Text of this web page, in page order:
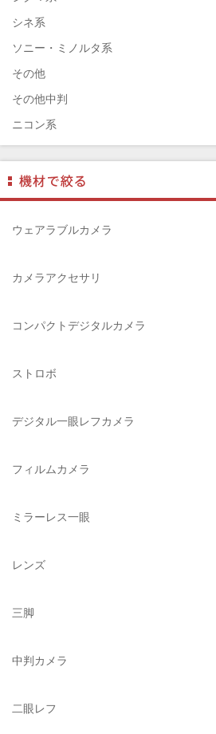
ELECOM（エレコム）
￼EIZO（エイゾ）
edelkrone（エーデンクローン）
Garmin（ガーミン）
Dust-Off（ダストオフ）
DreamMaker（ドリームメーカー）
DNPフォトイメージング(ディーエヌピー)
DIGITALKING（デジタルキング）
diagnl（ダイアグナル）
Lowepro（ロープロ）
BURTON（バートン）
DELSEY（デルセー）
DEKO Elite（デコエリート）
Datacolor（データカラー）
A-POWER (エー・パワー)
ACQUAPAZZA（アクアパッツァ）
AGFA（アグフア）
シネ系
ソニー・ミノルタ系
その他
その他中判
ニコン系
フジフィルム系
ペンタックス系
ライカ系
中判海外系
ウェアラブルカメラ
カメラアクセサリ
コンパクトデジタルカメラ
ストロボ
デジタル一眼レフカメラ
フィルムカメラ
ミラーレス一眼
レンズ
三脚
中判カメラ
二眼レフ